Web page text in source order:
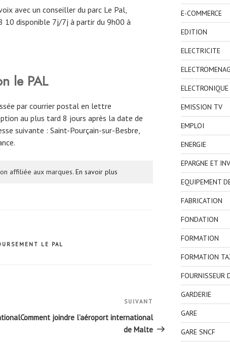
avec un conseiller du parc Le Pal,
disponible 7j/7j à partir du 9h00 à
le PAL
par courrier postal en lettre
au plus tard 8 jours après la date de
suivante : Saint-Pourçain-sur-Besbre,
affiliée aux marques. En savoir plus
LE PAL
SUIVANT
Comment joindre l’aéroport international
de Malte
E-COMMERCE
EDITION
ELECTRICITE
EMISSION TV
EMPLOI
ENERGIE
EPARGNE ET
EQUIPEMENT
FABRICATION
FONDATION
FORMATION
FORMATION
FOURNISSEUR
GARDERIE
GARE
GARE SNCF